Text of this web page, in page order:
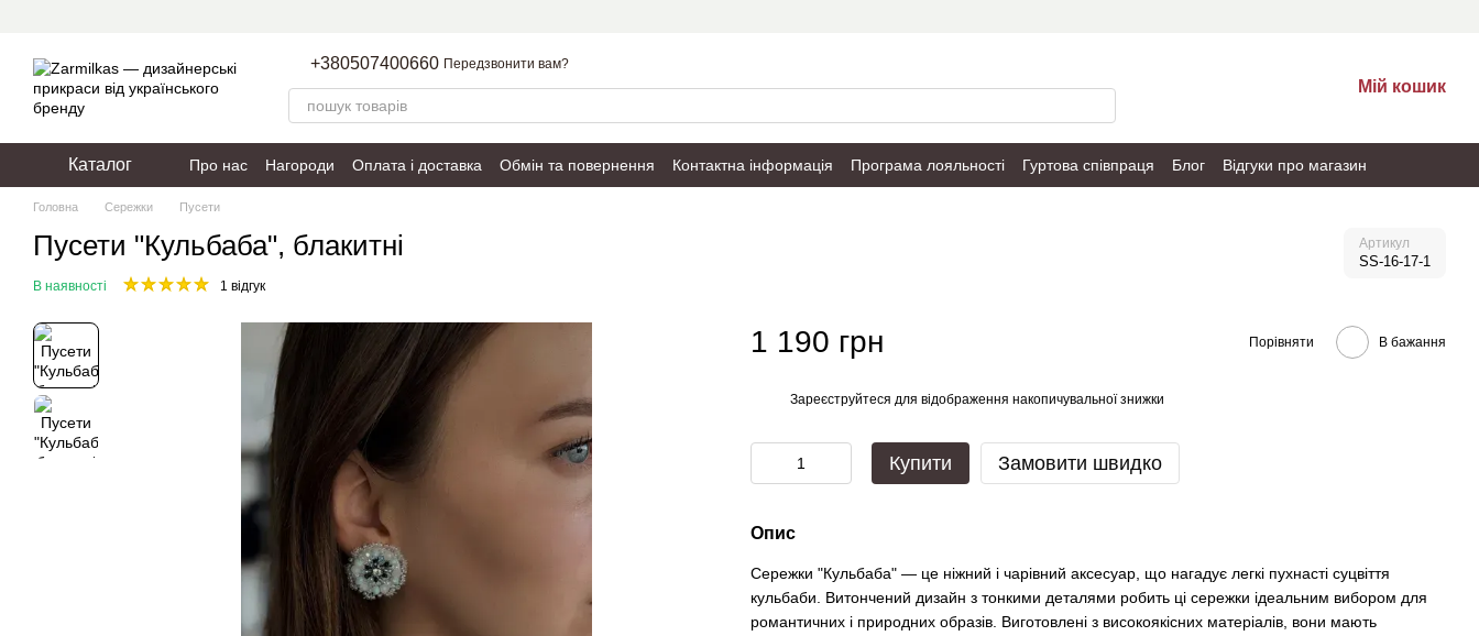
+380507400660 Передзвонити вам?
Мій кошик
Каталог Про нас Нагороди Оплата і доставка Обмін та повернення Контактна інформація Програма лояльності Гуртова співпраця Блог
Відгуки про магазин
Пакування
Політика конфіденційності Публічний договір
Головна Сережки Пусети
Пусети "Кульбаба", блакитні Артикул
SS-16-17-1
В наявності 1 відгук
1 190 грн Порівняти В бажання
Зареєструйтеся для відображення накопичувальної знижки
Купити Замовити швидко
Опис
Сережки "Кульбаба" — це ніжний і чарівний аксесуар, що нагадує легкі пухнасті суцвіття
кульбаби. Витончений дизайн з тонкими деталями робить ці сережки ідеальним вибором для
романтичних і природних образів. Виготовлені з високоякісних матеріалів, вони мають